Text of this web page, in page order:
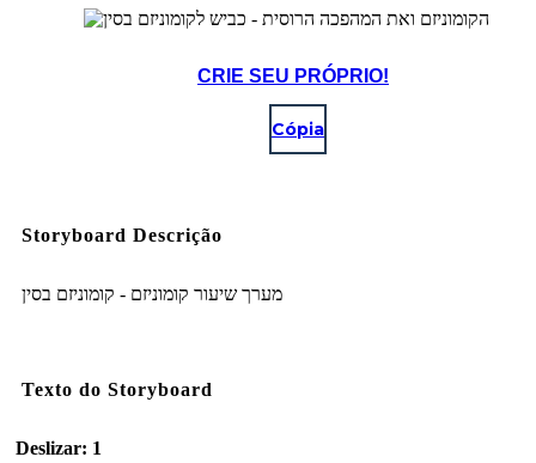
CRIE SEU PRÓPRIO!
Cópia
Storyboard Descrição
מערך שיעור קומוניזם - קומוניזם בסין
Texto do Storyboard
Deslizar: 1